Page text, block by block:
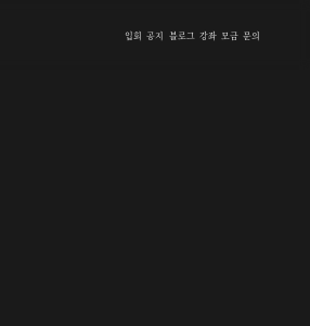
입회 공지 블로그 강좌 모금 문의